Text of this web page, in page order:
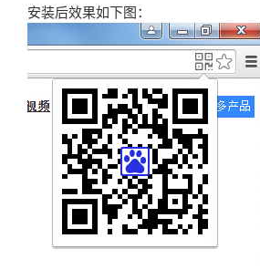
安装后效果如下图：